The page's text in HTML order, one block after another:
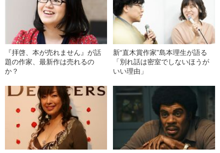
『拝啓、本が売れません』が話
題の作家、最新作は売れるの
か？
新“直木賞作家”島本理生が語る
「別れ話は密室でしないほうが
いい理由」